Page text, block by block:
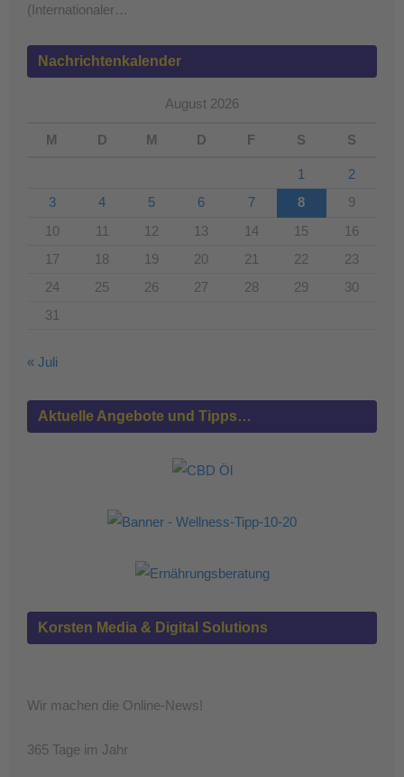
(Internationaler…
Nachrichtenkalender
August 2026
M D M D F S S
1
2
3
4 5 6 7 8
9
10
11 12 13 14 15
16
17
18 19 20 21 22
23
24
25 26 27 28 29
30
31
« Juli
Aktuelle Angebote und Tipps…
Korsten Media & Digital Solutions
Wir machen die Online-News!
365 Tage im Jahr